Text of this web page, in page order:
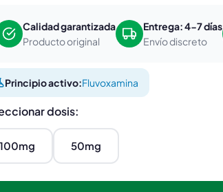
Calidad garantizada
Producto original
Entrega: 4-7 días
Envío discreto
Principio activo:Fluvoxamina
dosis:
100mg 50mg